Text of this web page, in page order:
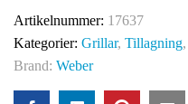
Artikelnummer: 17637
Kategorier: Grillar, Tillagning,
Brand: Weber